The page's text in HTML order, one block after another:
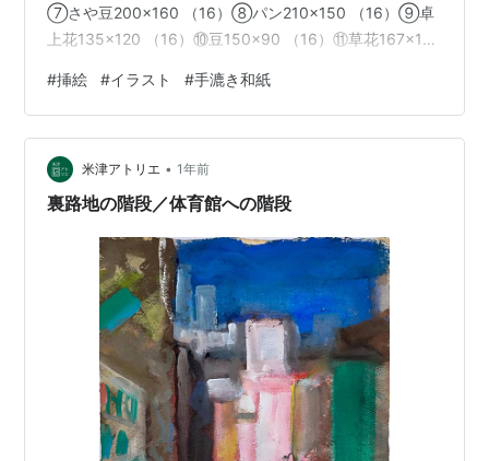
⑦さや豆200×160 （16）⑧パン210×150 （16）⑨卓
上花135×120 （16）⑩豆150×90 （16）⑪草花167×118
ぶどう167×118手漉き和紙 （16）⑭かぼちゃ150×110手
漉き和紙 （16）⑮草花167×118手漉き和紙 （16）⑯す
すき167×118手漉き和紙 （16）⑰草花167×118手漉き和
紙 199…
#挿絵 #イラスト #手漉き和紙
米津アトリエ • 1年前
裏路地の階段／体育館への階段